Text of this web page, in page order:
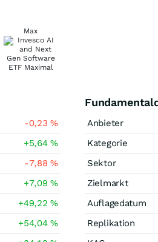
Max
-0,23%
+5,64%
-7,88%
+7,09%
+49,22%
+54,04%
Anbieter
Kategorie
Sektor
Zielmarkt
Auflagedatum
Replikation